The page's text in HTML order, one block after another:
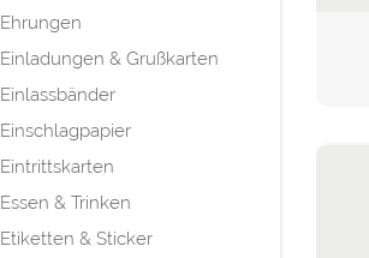
Ehrungen
Einladungen & Grußkarten
Einlassbänder
Einschlagpapier
Eintrittskarten
Essen & Trinken
Etiketten & Sticker